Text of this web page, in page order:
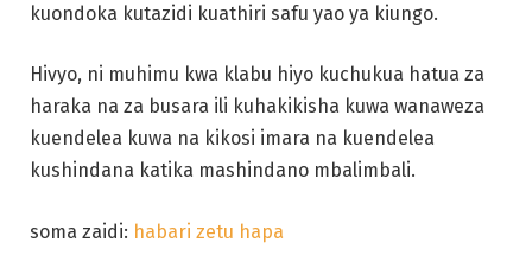
kuondoka kutazidi kuathiri safu yao ya kiungo.
Hivyo, ni muhimu kwa klabu hiyo kuchukua hatua za
haraka na za busara ili kuhakikisha kuwa wanaweza
kuendelea kuwa na kikosi imara na kuendelea
kushindana katika mashindano mbalimbali.
soma zaidi: habari zetu hapa